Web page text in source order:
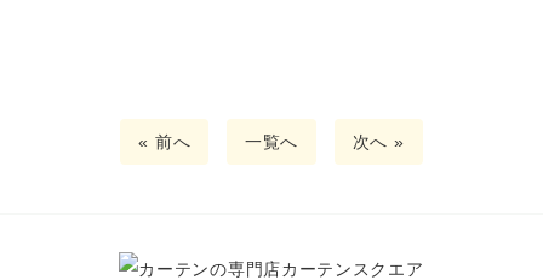
« 前へ 一覧へ 次へ »